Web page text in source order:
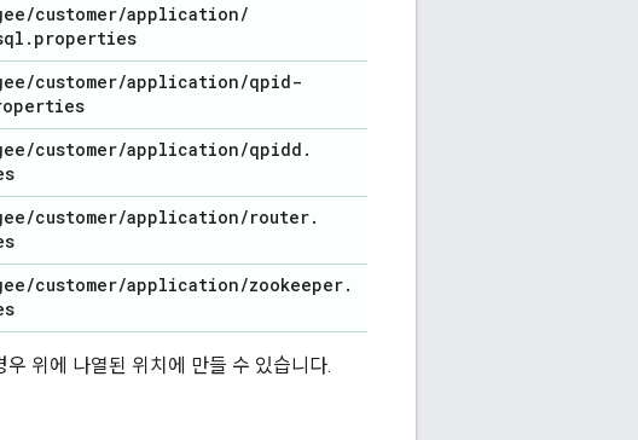
/customer/application/
. properties
/customer/application/qpid-
/customer/application/qpidd .
/customer/application/router.
/customer/application/zookeeper.
위에 나열된 위치에 만들 수 있습니다.